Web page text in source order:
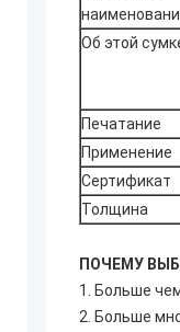
Об этой
Печатание
Применение
Сертификат
Толщина
ПОЧЕМУ
1. Больше
2. Больше